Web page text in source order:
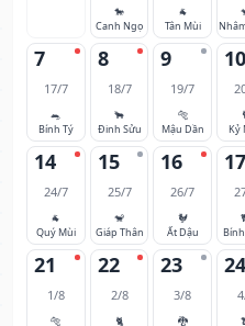
🐎
Canh Ngọ
🐐
Tân Mùi
7
17/7
🐀
Bính Tý
8
18/7
🐂
Đinh Sửu
9
19/7
🐅
Mậu Dần
10
Kỷ
14
24/7
🐐
Quý Mùi
15
25/7
🐒
Giáp Thân
16
26/7
🐓
Ất Dậu
17
21
1/8
🐅
22
2/8
🐈
23
3/8
🐉
24